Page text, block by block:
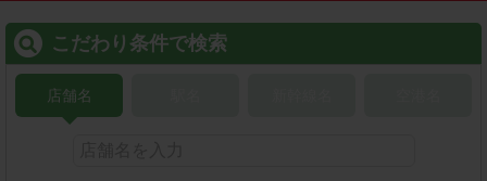
こだわり条件で検索
店舗名